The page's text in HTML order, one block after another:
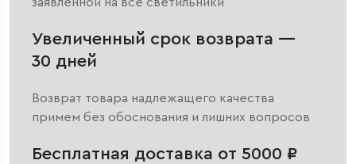
Увеличенный срок возврата —
30 дней
Возврат товара надлежащего качества
примем без обоснования и лишних вопросов
Бесплатная доставка от 5000 ₽